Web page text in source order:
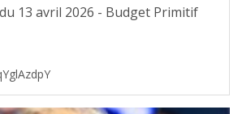
13 avril 2026 - Budget Primitif